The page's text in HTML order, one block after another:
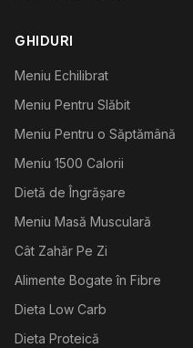
GHIDURI
Meniu Echilibrat
Meniu Pentru Slăbit
Meniu Pentru o Săptămână
Meniu 1500 Calorii
Dietă de Îngrășare
Meniu Masă Musculară
Cât Zahăr Pe Zi
Alimente Bogate în Fibre
Dieta Low Carb
Dieta Proteică